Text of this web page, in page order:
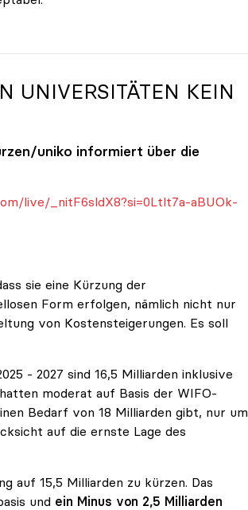
UNIVERSITÄTEN KEIN
uniko informiert über die
live/_nitF6sldX8?si=0Ltlt7a-aBUOk-
sie eine Kürzung der
Form erfolgen, nämlich nicht nur
von Kostensteigerungen. Es soll
- 2027 sind 16,5 Milliarden inklusive
moderat auf Basis der WIFO-
Bedarf von 18 Milliarden gibt, nur um
auf die ernste Lage des
auf 15,5 Milliarden zu kürzen. Das
und ein Minus von 2,5 Milliarden